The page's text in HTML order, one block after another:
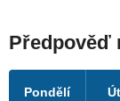
Předpověď
Pondělí